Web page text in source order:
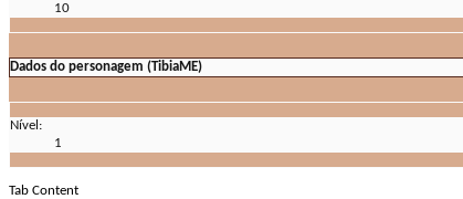
10
Dados do personagem (TibiaME)
Nível:
1
Tab Content